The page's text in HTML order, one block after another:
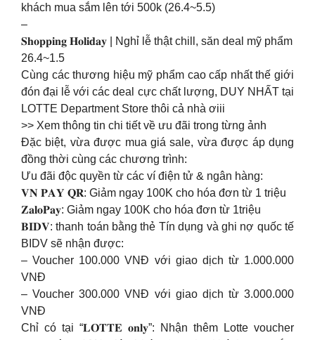
khách mua sắm lên tới 500k (26.4~5.5)
–
𝐒𝐡𝐨𝐩𝐩𝐢𝐧𝐠 𝐇𝐨𝐥𝐢𝐝𝐚𝐲 | Nghỉ lễ thật chill, săn deal mỹ phẩm
26.4~1.5
Cùng các thương hiệu mỹ phẩm cao cấp nhất thế giới
đón đại lễ với các deal cực chất lượng, DUY NHẤT tại
LOTTE Department Store thôi cả nhà ơiii
>> Xem thông tin chi tiết về ưu đãi trong từng ảnh
Đặc biệt, vừa được mua giá sale, vừa được áp dụng
đồng thời cùng các chương trình:
Ưu đãi độc quyền từ các ví điện tử & ngân hàng:
𝐕𝐍 𝐏𝐀𝐘 𝐐𝐑: Giảm ngay 100K cho hóa đơn từ 1 triệu
𝐙𝐚𝐥𝐨𝐏𝐚𝐲: Giảm ngay 100K cho hóa đơn từ 1triệu
𝐁𝐈𝐃𝐕: thanh toán bằng thẻ Tín dụng và ghi nợ quốc tế
BIDV sẽ nhận được:
– Voucher 100.000 VNĐ với giao dịch từ 1.000.000
VNĐ
– Voucher 300.000 VNĐ với giao dịch từ 3.000.000
VNĐ
Chỉ có tại “𝐋𝐎𝐓𝐓𝐄 𝐨𝐧𝐥𝐲”: Nhận thêm Lotte voucher